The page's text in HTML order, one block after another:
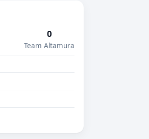
0
Team Altamura